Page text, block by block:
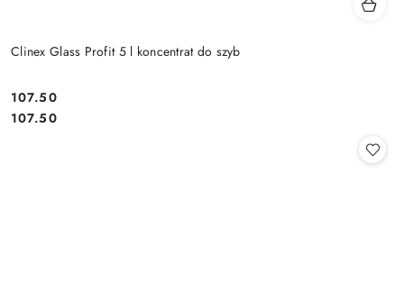
Clinex Glass Profit 5 l koncentrat do szyb
Cena:
107.50
Cena:
107.50